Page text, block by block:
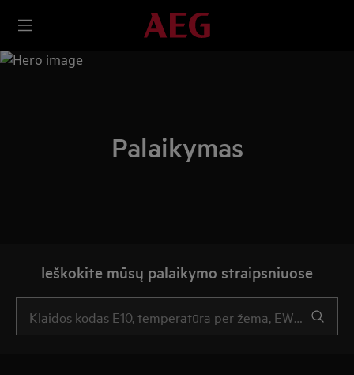
Palaikymas
Ieškokite mūsų palaikymo straipsniuose